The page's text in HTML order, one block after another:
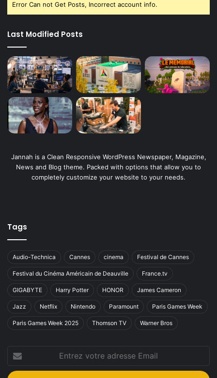
Error Can not Get Posts, Incorrect account info.
Last Modified Posts
Jannah is a Clean Responsive WordPress Newspaper, Magazine,
News and Blog theme. Packed with options that allow you to
completely customize your website to your needs.
Tags
Audio-Technica Cannes cinema Festival de Cannes
Festival du Cinéma Américain de Deauville France.tv
GIGABYTE Harry Potter HONOR James Cameron
Jazz Netflix Nintendo Paramount Paris Games Week
Paris Games Week 2025 Thomson TV Warner Bros
Entrez
votre
adresse